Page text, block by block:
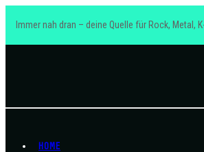
Immer nah dran – deine Quelle für Rock,
HOME